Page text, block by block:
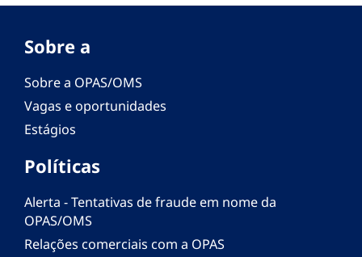
Sobre a
Sobre a OPAS/OMS
Vagas e oportunidades
Estágios
Políticas
Alerta - Tentativas de fraude em nome da
OPAS/OMS
Relações comerciais com a OPAS